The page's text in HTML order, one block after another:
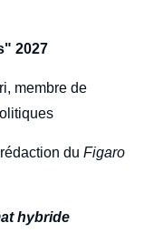
2027
membre de
du Figaro
hybride